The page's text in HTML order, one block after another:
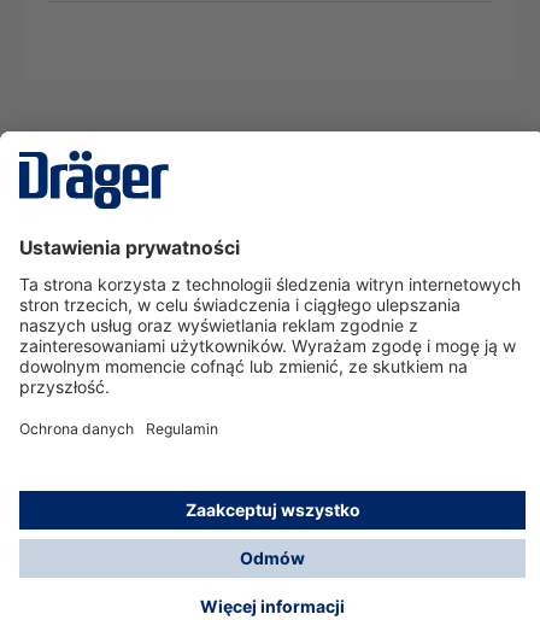
Serwisowa linia hotline
O nas
Korzystanie ze sklepu
© Dräger Polska Sp. z o.o., 2025
*Wszystkie ceny bez VAT, na warunkach opisanych w